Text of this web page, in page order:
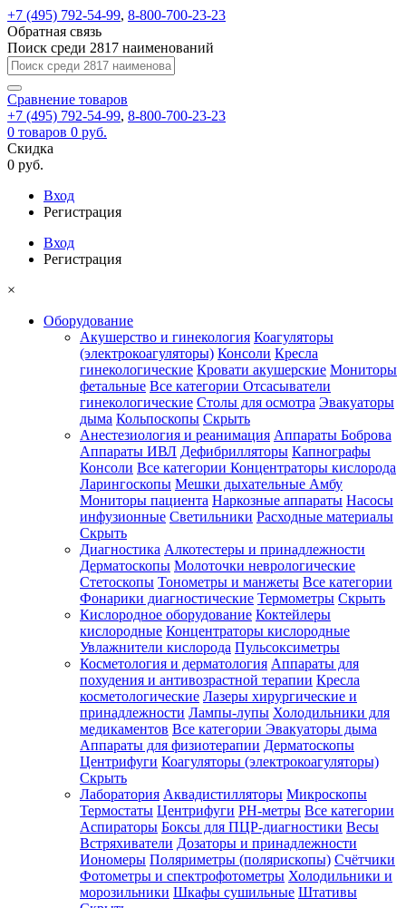
+7 (495) 792-54-99, 8-800-700-23-23
Обратная связь
Поиск среди 2817 наименований
Сравнение товаров
+7 (495) 792-54-99, 8-800-700-23-23
0 товаров 0 руб.
Скидка
0 руб.
Вход
Регистрация
Вход
Регистрация
×
Оборудование
Акушерство и гинекология Коагуляторы
(электрокоагуляторы) Консоли Кресла
гинекологические Кровати акушерские Мониторы
фетальные Все категории Отсасыватели
гинекологические Столы для осмотра Эвакуаторы
дыма Кольпоскопы Скрыть
Анестезиология и реанимация Аппараты Боброва
Аппараты ИВЛ Дефибрилляторы Капнографы
Консоли Все категории Концентраторы кислорода
Ларингоскопы Мешки дыхательные Амбу
Мониторы пациента Наркозные аппараты Насосы
инфузионные Светильники Расходные материалы
Скрыть
Диагностика Алкотестеры и принадлежности
Дерматоскопы Молоточки неврологические
Стетоскопы Тонометры и манжеты Все категории
Фонарики диагностические Термометры Скрыть
Кислородное оборудование Коктейлеры
кислородные Концентраторы кислородные
Увлажнители кислорода Пульсоксиметры
Косметология и дерматология Аппараты для
похудения и антивозрастной терапии Кресла
косметологические Лазеры хирургические и
принадлежности Лампы-лупы Холодильники для
медикаментов Все категории Эвакуаторы дыма
Аппараты для физиотерапии Дерматоскопы
Центрифуги Коагуляторы (электрокоагуляторы)
Скрыть
Лаборатория Аквадистилляторы Микроскопы
Термостаты Центрифуги PH-метры Все категории
Аспираторы Боксы для ПЦР-диагностики Весы
Встряхиватели Дозаторы и принадлежности
Иономеры Поляриметры (полярископы) Счётчики
Фотометры и спектрофотометры Холодильники и
морозильники Шкафы сушильные Штативы